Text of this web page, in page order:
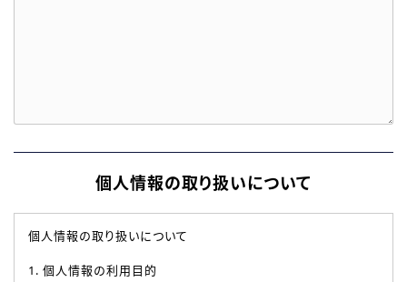
個人情報の取り扱いについて
個人情報の取り扱いについて
1. 個人情報の利用目的